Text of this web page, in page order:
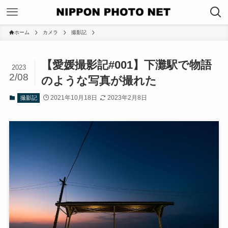
ホーム カメラ 撮影記
【愛媛撮影記#001】下灘駅で物語
のような写真が撮れた
2023
2/08
撮影記 2021年10月18日 2023年2月8日